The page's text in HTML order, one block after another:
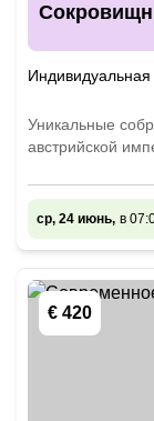
Индивидуальная
Уникальные
австрийской
ср, 24 июнь, в
€ 420